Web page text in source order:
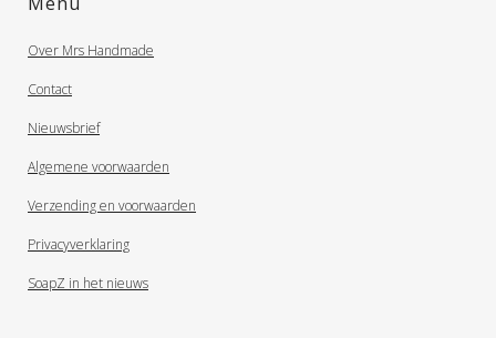
Over Mrs Handmade
Contact
Nieuwsbrief
Algemene voorwaarden
Verzending en voorwaarden
Privacyverklaring
SoapZ in het nieuws